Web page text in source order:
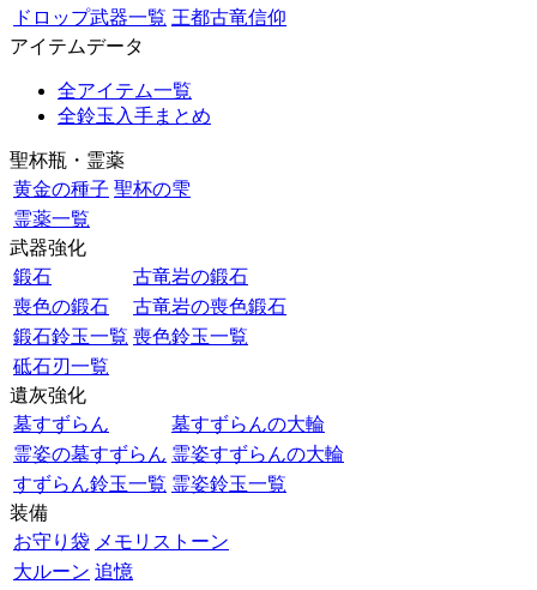
ドロップ武器一覧 王都古竜信仰
アイテムデータ
全アイテム一覧
全鈴玉入手まとめ
聖杯瓶・霊薬
黄金の種子 聖杯の雫
霊薬一覧
武器強化
鍛石
古竜岩の鍛石
喪色の鍛石
古竜岩の喪色鍛石
鍛石鈴玉一覧 喪色鈴玉一覧
砥石刃一覧
遺灰強化
墓すずらん
墓すずらんの大輪
霊姿の墓すずらん 霊姿すずらんの大輪
すずらん鈴玉一覧 霊姿鈴玉一覧
装備
お守り袋 メモリストーン
大ルーン 追憶